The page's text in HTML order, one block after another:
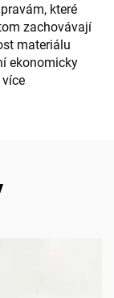
které
zachovávají
materiálu
ekonomicky